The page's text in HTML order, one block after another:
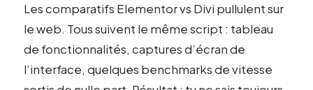
Les comparatifs Elementor vs Divi pullulent sur
le web. Tous suivent le même script : tableau
de fonctionnalités, captures d’écran de
l’interface, quelques benchmarks de vitesse